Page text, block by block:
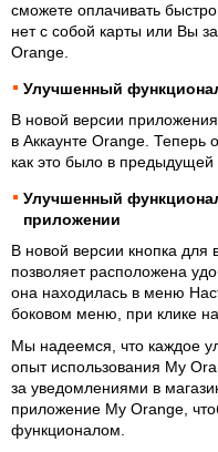
сможете оплачивать
нет с собой карты или Вы
Orange.
Улучшенный
В новой версии
в Аккаунте Orange. Теперь
как это было в предыдущей
Улучшенный
приложении
В новой версии кнопка для
позволяет расположена
она находилась в меню
боковом меню, при клике
Мы надеемся, что каждое
опыт использования My
за уведомлениями в
приложение My Orange,
функционалом.